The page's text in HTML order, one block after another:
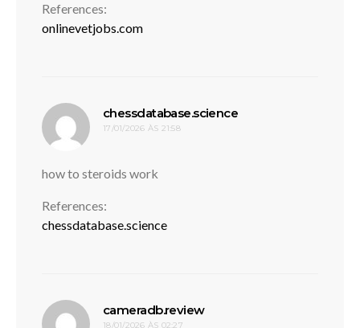
References:
onlinevetjobs.com
chessdatabase.science
17/01/2026 ÀS 21:58
how to steroids work
References:
chessdatabase.science
cameradb.reviewdisse:
18/01/2026 ÀS 02:27